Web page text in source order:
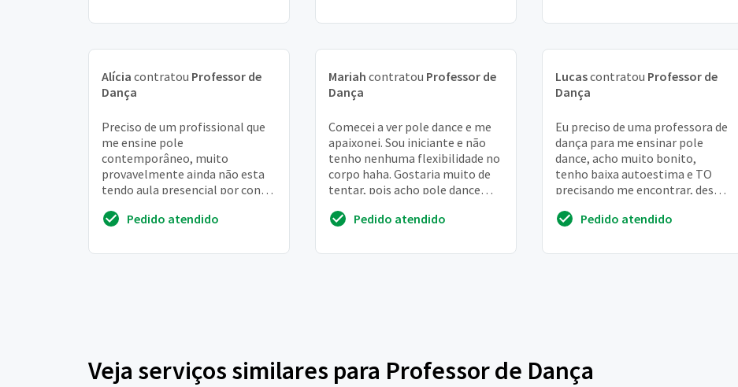
Alícia contratou Professor de
Dança
Preciso de um profissional que
me ensine pole
contemporâneo, muito
provavelmente ainda não esta
tendo aula presencial por conta
sendo informada, porque que...
Pedido atendido
Mariah contratou Professor de
Dança
Comecei a ver pole dance e me
apaixonei. Sou iniciante e não
tenho nenhuma flexibilidade no
corpo haha. Gostaria muito de
tentar, pois acho pole dance
Pedido atendido
Lucascontratou Professor de
Dança
Eu preciso de uma professora de
dança para me ensinar pole
dance, acho muito bonito,
tenho baixa autoestima e TO
precisando me encontrar, desde
comigo e c...
Pedido atendido
Veja serviços similares para Professor de Dança